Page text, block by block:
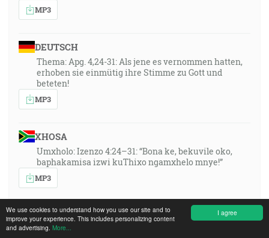
I agree
We use cookies to understand how you use our site and to
improve your experience. This includes personalizing content
and advertising. More...
MP3
DEUTSCH
Thema: Apg. 4,24-31: Als jene es vernommen hatten,
erhoben sie einmütig ihre Stimme zu Gott und
beteten!
MP3
XHOSA
Umxholo: Izenzo 4:24–31: “Bona ke, bekuvile oko,
baphakamisa izwi kuThixo ngamxhelo mnye!”
MP3
SLOVENSKY
Sk 4,24–31: „Keď to počuli, jednomyseľne pozdvihli